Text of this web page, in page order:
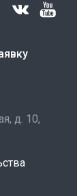
д. 10,